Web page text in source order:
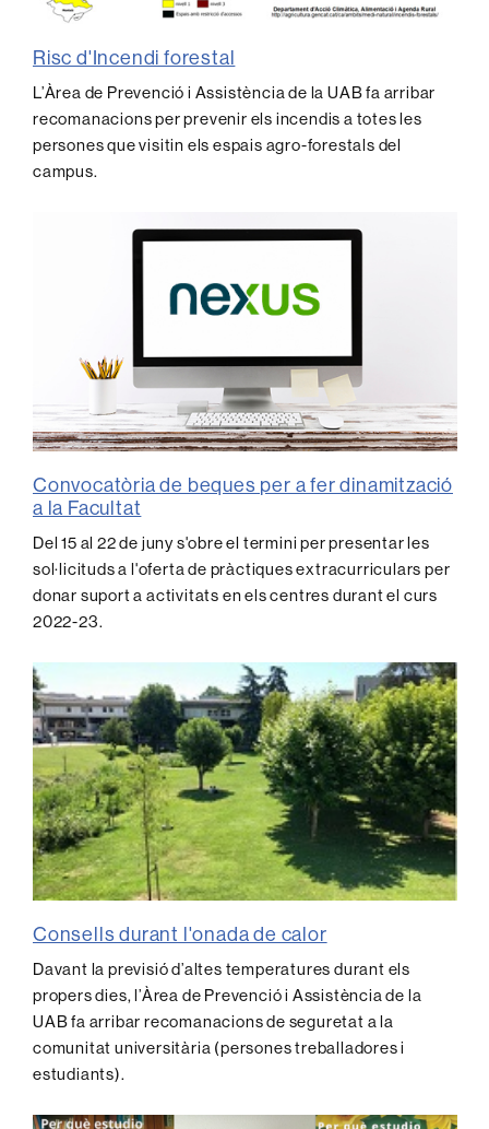
Risc d'Incendi forestal
L’Àrea de Prevenció i Assistència de la UAB fa arribar
recomanacions per prevenir els incendis a totes les
persones que visitin els espais agro-forestals del
campus.
Convocatòria de beques per a fer dinamització
a la Facultat
Del 15 al 22 de juny s'obre el termini per presentar les
sol·licituds a l'oferta de pràctiques extracurriculars per
donar suport a activitats en els centres durant el curs
2022-23.
Consells durant l'onada de calor
Davant la previsió d’altes temperatures durant els
propers dies, l’Àrea de Prevenció i Assistència de la
UAB fa arribar recomanacions de seguretat a la
comunitat universitària (persones treballadores i
estudiants).